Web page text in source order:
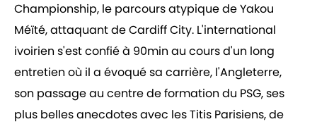
Championship, le parcours atypique de Yakou
Méïté, attaquant de Cardiff City. L'international
ivoirien s'est confié à 90min au cours d'un long
entretien où il a évoqué sa carrière, l'Angleterre,
son passage au centre de formation du PSG, ses
plus belles anecdotes avec les Titis Parisiens, de